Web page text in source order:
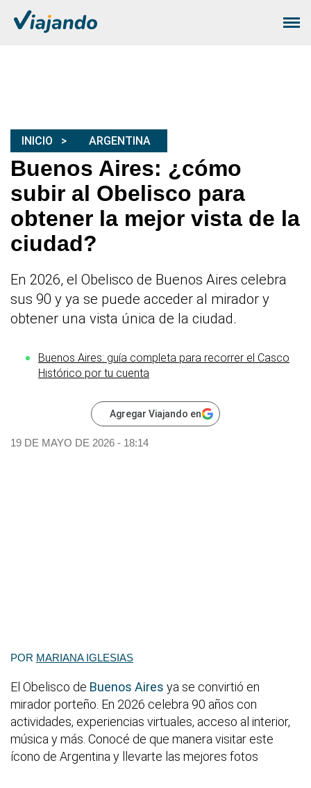
INICIO ARGENTINA
Buenos Aires: ¿cómo
subir al Obelisco para
obtener la mejor vista de la
ciudad?
En 2026, el Obelisco de Buenos Aires celebra
sus 90 y ya se puede acceder al mirador y
obtener una vista única de la ciudad.
Buenos Aires: guía completa para recorrer el Casco
Histórico por tu cuenta
Agregar Viajando en
19 DE MAYO DE 2026 - 18:14
POR MARIANA IGLESIAS
El Obelisco de Buenos Aires ya se convirtió en
mirador porteño. En 2026 celebra 90 años con
actividades, experiencias virtuales, acceso al interior,
música y más. Conocé de que manera visitar este
ícono de Argentina y llevarte las mejores fotos